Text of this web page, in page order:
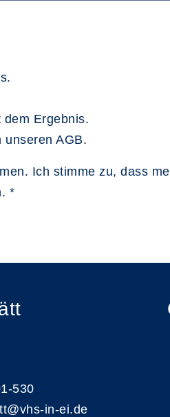
Ergebnis.
AGB.
Ich stimme zu, dass
*
530
in-ei.de